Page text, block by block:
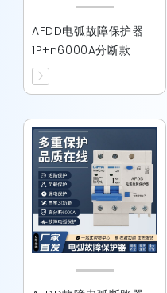
AFDD电弧故障保护器
1P+n6000A分断款